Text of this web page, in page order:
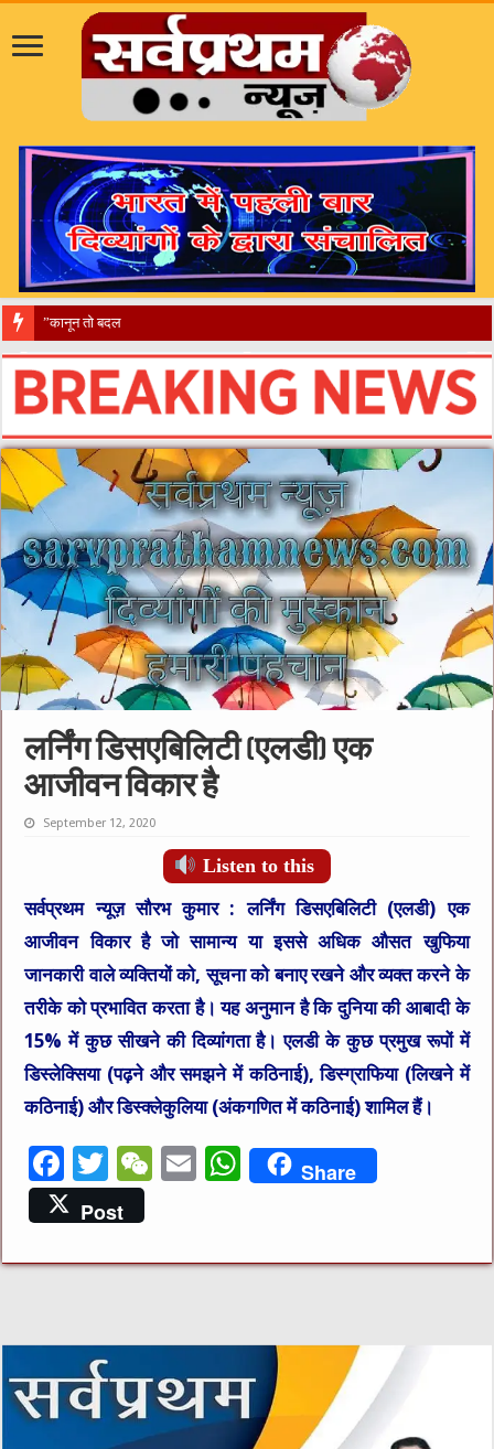
​”कानून तो बदल गया 2016 में, दिव्यांगों के हालात कब
लर्निंग डिसएबिलिटी (एलडी) एक
आजीवन विकार है
September 12, 2020
Listen to this
सर्वप्रथम न्यूज़ सौरभ कुमार :लर्निंग डिसएबिलिटी (एलडी) एक
आजीवन विकार है जो सामान्य या इससे अधिक औसत खुफिया
जानकारी वाले व्यक्तियों को, सूचना को बनाए रखने और व्यक्त करने के
तरीके को प्रभावित करता है। यह अनुमान है कि दुनिया की आबादी के
15% में कुछ सीखने की दिव्यांगता है। एलडी के कुछ प्रमुख रूपों में
डिस्लेक्सिया (पढ़ने और समझने में कठिनाई), डिस्ग्राफिया (लिखने में
कठिनाई) और डिस्क्लेकुलिया (अंकगणित में कठिनाई) शामिल हैं।
F
a
c
e
o
o
k
T
w
it
te
W
h
E
l
W
s
p
p
Share
Post